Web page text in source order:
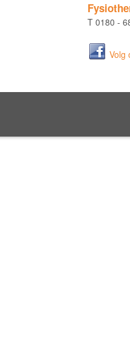
T 0180 -
Volg